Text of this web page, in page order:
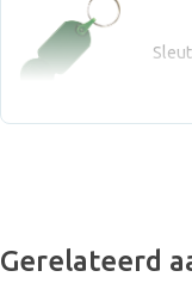
Gerelateerd